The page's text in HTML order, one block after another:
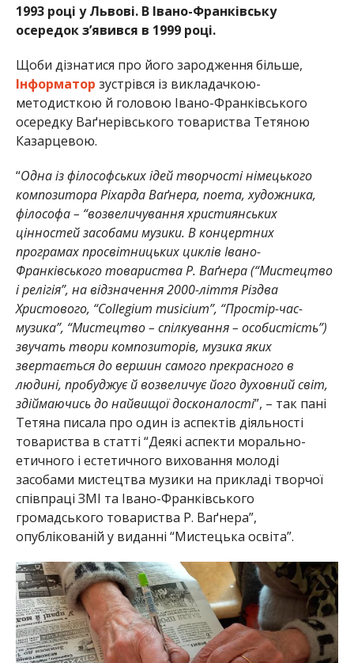
1993 році у Львові. В Івано-Франківську
осередок з’явився в 1999 році.
Щоби дізнатися про його зародження більше,
Інформатор зустрівся із викладачкою-
методисткою й головою Івано-Франківського
осередку Ваґнерівського товариства Тетяною
Казарцевою.
“Одна із філософських ідей творчості німецького
композитора Ріхарда Ваґнера, поета, художника,
філософа – “возвеличування християнських
цінностей засобами музики. В концертних
програмах просвітницьких циклів Івано-
Франківського товариства Р. Ваґнера (“Мистецтво
і релігія”, на відзначення 2000-ліття Різдва
Христового, “Collegium musicium”, “Простір-час-
музика”, “Мистецтво – спілкування – особистість”)
звучать твори композиторів, музика яких
звертається до вершин самого прекрасного в
людині, пробуджує й возвеличує його духовний світ,
здіймаючись до найвищої досконалості”, – так пані
Тетяна писала про один із аспектів діяльності
товариства в статті “Деякі аспекти морально-
етичного і естетичного виховання молоді
засобами мистецтва музики на прикладі творчої
співпраці ЗМІ та Івано-Франківського
громадського товариства Р. Ваґнера”,
опублікованій у виданні “Мистецька освіта”.